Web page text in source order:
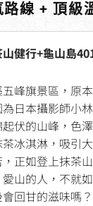
路線 + 頂級
山健行+龜山島
峰旗景區，原
日本攝影師小
伏的山峰，色
冰淇淋，吸引
正如登上抹茶
山的人，不就
回甘的滋味嗎？